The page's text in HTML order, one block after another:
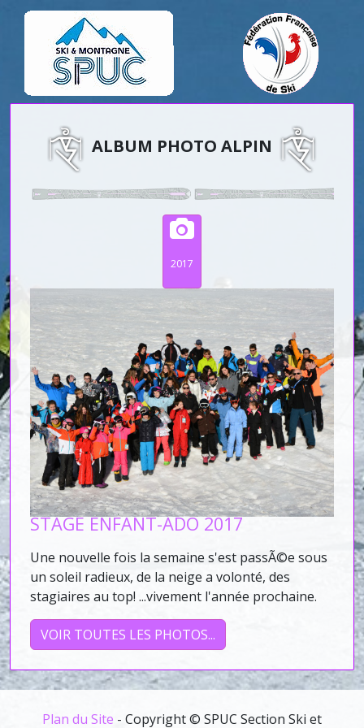
ALBUM PHOTO ALPIN
2017
STAGE ENFANT-ADO 2017
Une nouvelle fois la semaine s'est passÃ©e sous
un soleil radieux, de la neige a volonté, des
stagiaires au top! ...vivement l'année prochaine.
VOIR TOUTES LES PHOTOS...
Plan du Site - Copyright © SPUC Section Ski et